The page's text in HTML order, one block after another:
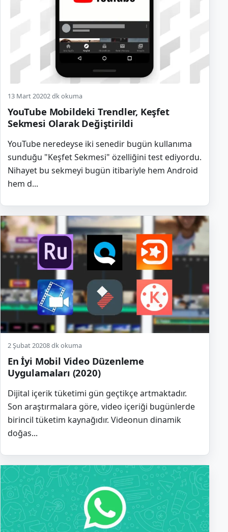
13 Mart 20202 dk okuma
YouTube Mobildeki Trendler, Keşfet
Sekmesi Olarak Değiştirildi
YouTube neredeyse iki senedir bugün kullanıma
sunduğu "Keşfet Sekmesi" özelliğini test ediyordu.
Nihayet bu sekmeyi bugün itibariyle hem Android
hem d...
2 Şubat 20208 dk okuma
En İyi Mobil Video Düzenleme
Uygulamaları (2020)
Dijital içerik tüketimi gün geçtikçe artmaktadır.
Son araştırmalara göre, video içeriği bugünlerde
birincil tüketim kaynağıdır. Videonun dinamik
doğas...